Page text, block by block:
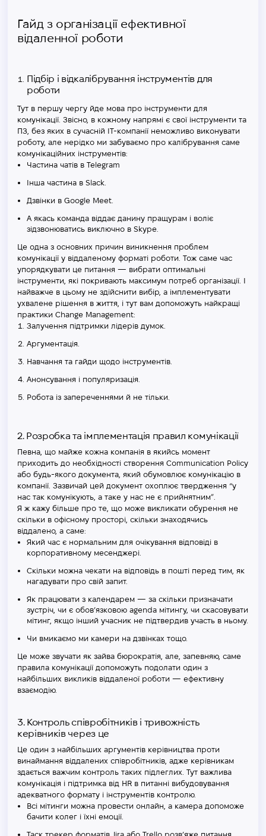
Гайд з організації ефективної
відаленної роботи
Підбір і відкалібрування інструментів для
роботи
Тут в першу чергу йде мова про інструменти для
комунікації. Звісно, в кожному напрямі є свої інструменти та
ПЗ, без яких в сучасній ІТ-компанії неможливо виконувати
роботу, але нерідко ми забуваємо про калібрування саме
комунікаційних інструментів:
Частина чатів в Telegram
Інша частина в Slack.
Дзвінки в Google Meet.
А якась команда віддає данину пращурам і воліє
зідзвонюватись виключно в Skype.
Це одна з основних причин виникнення проблем
комунікації у віддаленому форматі роботи. Тож саме час
упорядкувати це питання — вибрати оптимальні
інструменти, які покривають максимум потреб організації. І
найважче в цьому не здійснити вибір, а імплементувати
ухвалене рішення в життя, і тут вам допоможуть найкращі
практики Change Management:
Залучення підтримки лідерів думок.
Аргументація.
Навчання та гайди щодо інструментів.
Анонсування і популяризація.
Робота із запереченнями й не тільки.
2. Розробка та імплементація правил комунікації
Певна, що майже кожна компанія в якийсь момент
приходить до необхідності створення Communication Policy
або будь-якого документа, який обумовлює комунікацію в
компанії. Зазвичай цей документ охоплює твердження “у
нас так комунікують, а таке у нас не є прийнятним”.
Я ж кажу більше про те, що може викликати обурення не
скільки в офісному просторі, скільки знаходячись
віддалено, а саме:
Який час є нормальним для очікування відповіді в
корпоративному месенджері.
Скільки можна чекати на відповідь в пошті перед тим, як
нагадувати про свій запит.
Як працювати з календарем — за скільки призначати
зустріч, чи є обов’язковою agenda мітингу, чи скасовувати
мітинг, якщо інший учасник не підтвердив участь в ньому.
Чи вмикаємо ми камери на дзвінках тощо.
Це може звучати як зайва бюрократія, але, запевняю, саме
правила комунікації допоможуть подолати один з
найбільших викликів віддаленої роботи — ефективну
взаємодію.
3. Контроль співробітників і тривожність
керівників через це
Це один з найбільших аргументів керівництва проти
винаймання віддалених співробітників, адже керівникам
здається важчим контроль таких підлеглих. Тут важлива
комунікація і підтримка від HR в питанні вибудовування
адекватного формату і інструментів контролю.
Всі мітинги можна провести онлайн, а камера допоможе
бачити колег і їхні емоції.
Таск трекер форматів Jira або Trello розв’яже питання